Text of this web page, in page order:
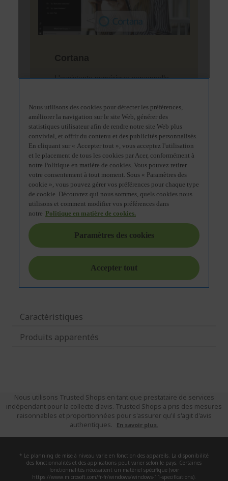
Caractéristiques
Produits apparentés
Nous utilisons Trusted Shops en tant que prestataire de services
indépendant pour la collecte d'avis. Trusted Shops a pris des mesures
raisonnables et proportionnées pour s'assurer qu'il s'agit d'avis
authentiques.
En savoir plus.
* Le planning de mise à niveau varie en fonction des appareils. La disponibilité
des fonctionnalités et des applications peut varier selon le pays. Certaines
fonctionnalités nécessitent un matériel spécifique (voir
https://www.microsoft.com/fr-fr/windows/windows-11-specifications).